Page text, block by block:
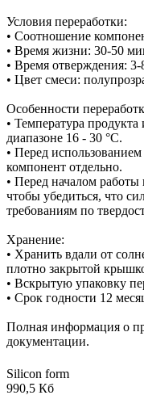
Условия переработки:
• Соотношение
• Время жизни: 30-50
• Время отверждения: 3-
• Цвет смеси:
Особенности
• Температура
диапазоне 16 - 30 °C.
• Перед
компонент отдельно.
• Перед началом
чтобы убедиться, что
требованиям по
Хранение:
• Хранить вдали от
плотно закрытой
• Вскрытую упаковку
• Срок годности 12
Полная информация о
документации.
Silicon form
990,5 Кб